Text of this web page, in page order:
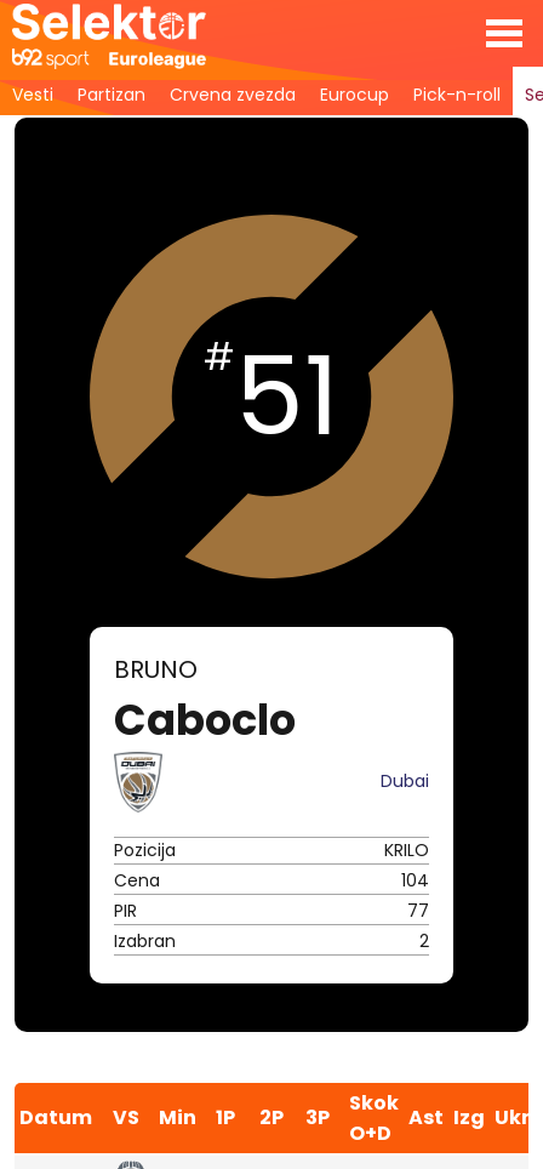
Vesti Partizan Crvena zvezda Eurocup Pick-n-roll
BRUNO
Caboclo
Dubai
Pozicija
KRILO
Cena
104
PIR
77
Izabran
2
#51
Datum VS Min 1P 2P 3P
Skok
O+D
Ast Izg Ukr